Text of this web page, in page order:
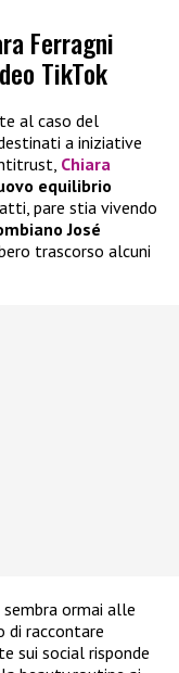
Ferragni
TikTok
al caso del
a iniziative
Chiara
equilibrio
pare stia vivendo
José
trascorso alcuni
ormai alle
di raccontare
sui social risponde